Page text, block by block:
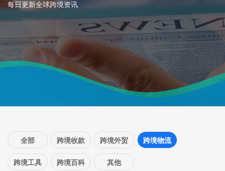
每日更新全球跨境资讯
全部 跨境收款 跨境外贸 跨境物流
跨境工具 跨境百科 其他